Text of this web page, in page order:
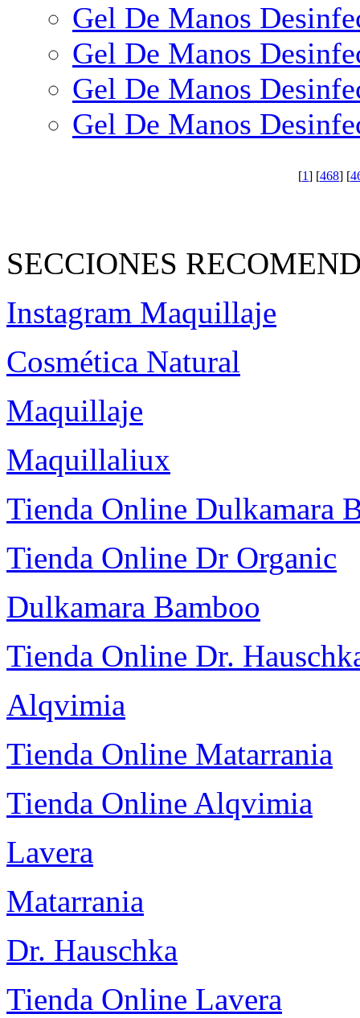
Gel De Manos
Gel De Manos
Gel De Manos
Gel De Manos
[1] [468] [
SECCIONES
Instagram Maquillaje
Cosmética Natural
Maquillaje
Maquillaliux
Tienda Online Dulkamara
Tienda Online Dr Organic
Dulkamara Bamboo
Tienda Online Dr.
Alqvimia
Tienda Online Matarrania
Tienda Online Alqvimia
Lavera
Matarrania
Dr. Hauschka
Tienda Online Lavera